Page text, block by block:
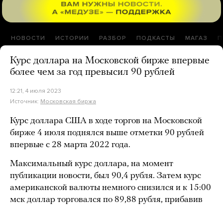
НОВОСТИ ИСТОРИИ РАЗБОР ПОДКАСТЫ МАГАЗ
Курс доллара на Московской бирже впервые
более чем за год превысил 90 рублей
12:21, 4 июля 2023
Источник: Московская биржа
Курс доллара США в ходе торгов на Московской
бирже 4 июля поднялся выше отметки 90 рублей
впервые с 28 марта 2022 года.
Максимальный курс доллара, на момент
публикации новости, был 90,4 рубля. Затем курс
американской валюты немного снизился и к 15:00
мск доллар торговался по 89,88 рубля, прибавив